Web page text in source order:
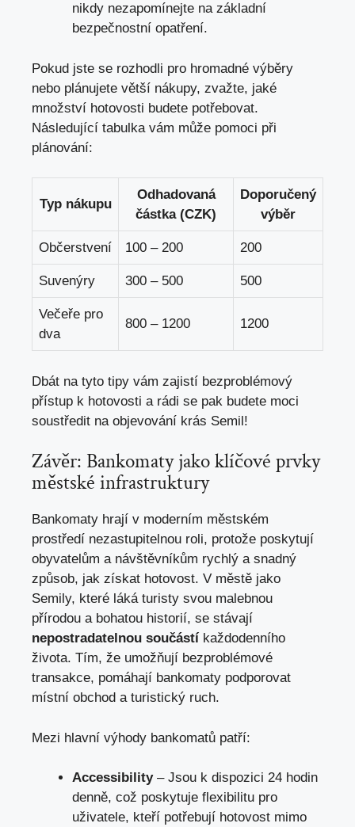
nikdy nezapomínejte na základní
bezpečnostní opatření.
Pokud jste se rozhodli pro hromadné výběry
nebo plánujete větší nákupy, zvažte, jaké
množství hotovosti budete potřebovat.
Následující tabulka vám může pomoci při
plánování:
Typ nákupu
Odhadovaná
částka (CZK)
Doporučený
výběr
Občerstvení 100 – 200 200
Suvenýry 300 – 500 500
Večeře pro
dva
800 – 1200 1200
Dbát na tyto tipy vám zajistí bezproblémový
přístup k hotovosti a rádi se pak budete moci
soustředit na objevování krás Semil!
Závěr: Bankomaty jako klíčové prvky
městské infrastruktury
Bankomaty hrají v moderním městském
prostředí nezastupitelnou roli, protože poskytují
obyvatelům a návštěvníkům rychlý a snadný
způsob, jak získat hotovost. V městě jako
Semily, které láká turisty svou malebnou
přírodou a bohatou historií, se stávají
nepostradatelnou součástí každodenního
života. Tím, že umožňují bezproblémové
transakce, pomáhají bankomaty podporovat
místní obchod a turistický ruch.
Mezi hlavní výhody bankomatů patří:
Accessibility– Jsou k dispozici 24 hodin
denně, což poskytuje flexibilitu pro
uživatele, kteří potřebují hotovost mimo